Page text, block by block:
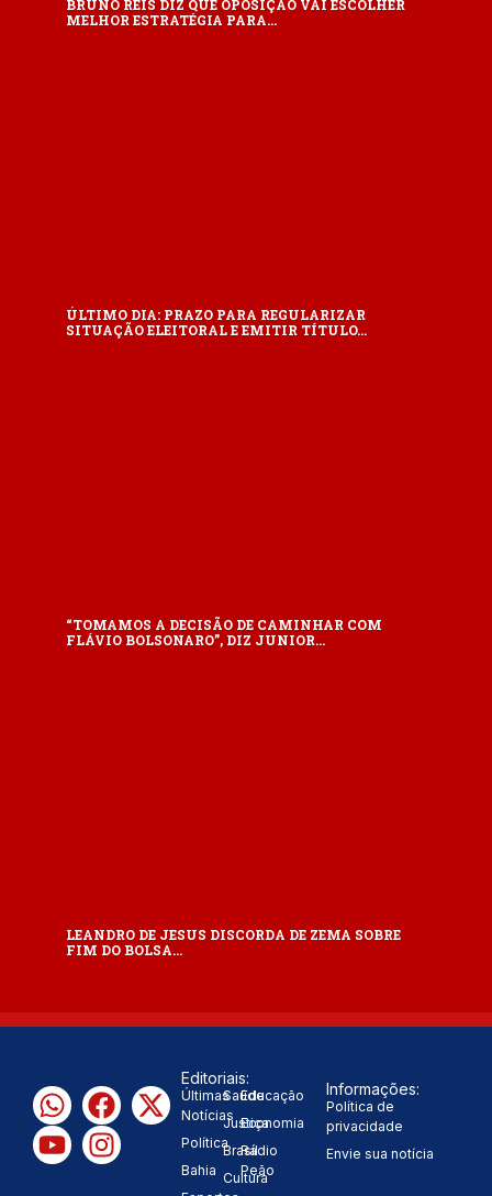
BRUNO REIS DIZ QUE OPOSIÇÃO VAI ESCOLHER
MELHOR ESTRATÉGIA PARA…
ÚLTIMO DIA: PRAZO PARA REGULARIZAR
SITUAÇÃO ELEITORAL E EMITIR TÍTULO…
“TOMAMOS A DECISÃO DE CAMINHAR COM
FLÁVIO BOLSONARO”, DIZ JUNIOR…
LEANDRO DE JESUS DISCORDA DE ZEMA SOBRE
FIM DO BOLSA…
Editoriais:
Últimas
Notícias
Política
Bahia
Saúde
Justiça
Brasil
Cultura
Educação
Economia
Rádio
Peão
Informações:
Política de
privacidade
Envie sua notícia